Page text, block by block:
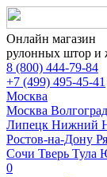
Онлайн магазин
рулонных штор и
8 (800) 444-79-84
+7 (499) 495-45-41
Москва
Москва Волгоград
Липецк Нижний
Ростов-на-Дону
Сочи Тверь Тула
0